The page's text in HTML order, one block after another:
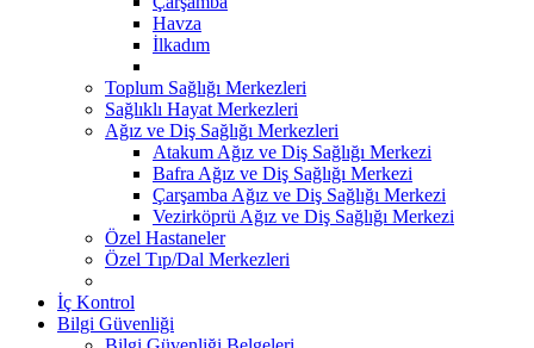
Havza
İlkadım
Toplum Sağlığı Merkezleri
Sağlıklı Hayat Merkezleri
Ağız ve Diş Sağlığı Merkezleri
Atakum Ağız ve Diş Sağlığı Merkezi
Bafra Ağız ve Diş Sağlığı Merkezi
Çarşamba Ağız ve Diş Sağlığı Merkezi
Vezirköprü Ağız ve Diş Sağlığı Merkezi
Özel Hastaneler
Özel Tıp/Dal Merkezleri
İç Kontrol
Bilgi Güvenliği